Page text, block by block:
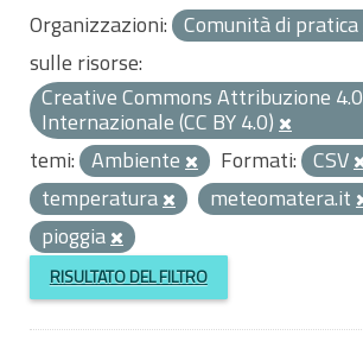
Organizzazioni: Comunità di pratica
sulle risorse:
Creative Commons Attribuzione 4.0
Internazionale (CC BY 4.0)
temi: Ambiente Formati: CSV
temperatura
meteomatera.it
pioggia
RISULTATO DEL FILTRO